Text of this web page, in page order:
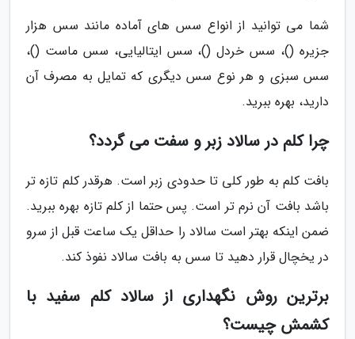
شما می توانید از انواع سس های آماده مانند سس هزار
جزیره ()، سس خردل ()، سس ایتالیایی، سس ماست ()،
سس سبزی و هر نوع سس دیگری که تمایل به مصرف آن
دارید، بهره ببرید.
چرا کلم در سالاد زبر و سفت می گردد؟
بافت کلم به طور کلی تا حدودی زبر است. هرقدر کلم تازه تر
باشد بافت آن نرم تر است. پس حتما از کلم تازه بهره ببرید.
ضمن اینکه بهتر است سالاد را حداقل یک ساعت قبل از سرو
در یخچال قرار دهید تا سس به بافت سالاد نفوذ کند.
برترین روش نگهداری از سالاد کلم سفید با
کشمش چیست؟